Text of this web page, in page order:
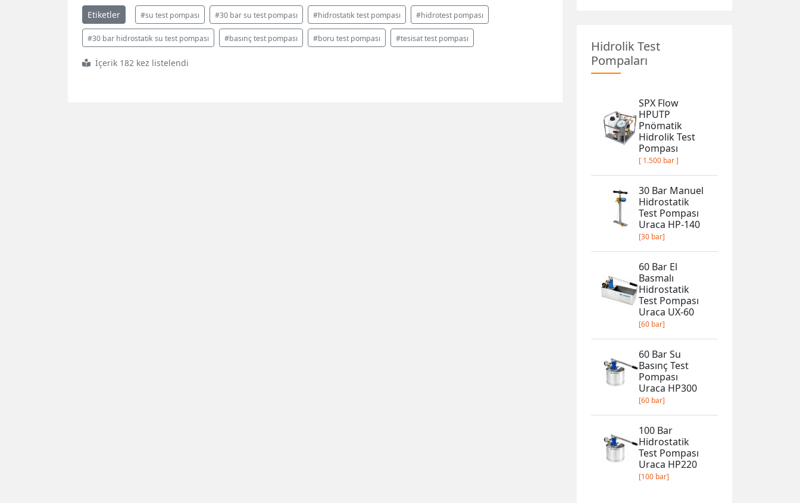
Etiketler #su test pompası #30 bar su test pompası #hidrostatik test pompası #hidrotest pompası
#30 bar hidrostatik su test pompası #basınç test pompası #boru test pompası #tesisat test pompası
İçerik 182 kez listelendi
Hidrolik Test
Pompaları
SPX Flow
HPUTP
Pnömatik
Hidrolik Test
Pompası
[ 1.500 bar ]
30 Bar Manuel
Hidrostatik
Test Pompası
Uraca HP-140
[30 bar]
60 Bar El
Basmalı
Hidrostatik
Test Pompası
Uraca UX-60
[60 bar]
60 Bar Su
Basınç Test
Pompası
Uraca HP300
[60 bar]
100 Bar
Hidrostatik
Test Pompası
Uraca HP220
[100 bar]